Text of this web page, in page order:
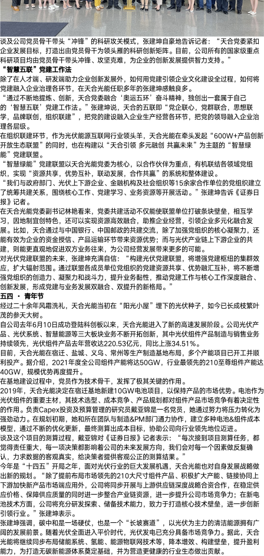
谈及公司党员骨干带头“冲锋”的科研攻关模式，张建坤自豪地告诉记者：“天合党委紧扣
企业发展目标，打造出由党员骨干为领头雁的科研创新矩阵。目前，公司所有的国家级重点
科研项目均由党员骨干带头冲锋、攻坚克难，为企业的创新发展提供智力支持。”
“智慧五联”党建工作法
除了在人才端、研发端助力企业创新发展外，如何用党建引领企业文化建设全过程，如何将
党建融入企业治理各环节，在天合光能任职多年的张建坤感触良多。
“通过不断地提炼、创新，天合党委融合‘奥运五环’奋斗精神，独创出一套属于自己
的‘智慧五联’党建工作法。”张建坤说，天合的五联即“党企联心，党群联合，思想联
学，品牌联创，组织联建”，把党的建设融入企业生产经营各环节，把党的领导融入企业治
理各层级。
在组织联建环节，作为光伏能源互联网行业领头羊，天合光能在牵头发起“600W+产品创新
开放生态联盟”的同时，也在构建以“天合引领 多元融创 共赢未来”为主题的“智慧绿
能”党建联盟。
“智慧绿能”党建联盟以天合光能党委为核心，以合作伙伴为重点，有机联结各领域党组
织，实现“资源共享，优势互补，联动发展，合作共赢”的系统和整体建设。
“我们与政府部门、光伏上下游企业、金融机构及社会组织等15余家合作单位的党组织建立
了统筹共建关系，围绕核心工作、党建学习、业务资源等开展活动。”张建坤告诉《证券日
报》记者。
在天合光能党委副书记林艳看来，党委共建活动不仅能使联盟单位打破条块壁垒，相互学
习，因地制宜创特色，还可以实现资源高效融合，助推企业经营，引领企业多元化融合发
展。比如，天合通过与中国银行、中国邮政的共建交流，除了加强党组织的核心凝聚力，还
能有效为企业的资金授信、产品运输环节带来资源优势；而与光伏产业链上下游企业的共
建，则能更直观地促进双方业务往来，为公司经营发展带来更多的可能。
对光伏党建联盟的未来，张建坤充满自信：“构建光伏党建联盟，将增强党建枢纽的集群效
应，扩大辐射范围。通过联盟各成员单位党组织的党建资源共享、优势融汇互补，将不断增
强党组织的创造力、凝聚力和战斗力，提升业务黏性，推动党建工作与核心工作深度融合、
创新发展，形成党建与业务发展双融合、双提升的新格局。”
五四 · 青年节
经过二十余年风霜洗礼，天合光能当初在“阳光小屋”埋下的光伏种子，如今已长成枝繁叶
茂的参天大树。
自公司去年6月10日成功登陆科创板以来，天合光能进入了新的高速发展阶段。公司光伏产
品、光伏系统、智慧能源等三大板块业务不断开拓创新，其中光伏组件产品制造与销售业务
持续领先，光伏组件产品去年营收达220.53亿元，同比上涨34.51%。
目前，天合光能在宿迁、盐城、义乌、常州等生产制造基地布局，多个产能项目已开工并顺
利投产。据介绍，2021年度全公司组件产能将达50GW，行业最领先的210至尊组件产能达
40GW，规模优势再度提升。
在基地建设过程中，党员作为技术骨干，发挥了极其关键的作用。
2019年，天合光能决定在宿迁基地新建10GW电池项目，以保持产品的市场优势。电池作为
光伏组件的重要主材，其技术选型、成本竞争、产品规划都对组件产品市场竞争有着决定性
的作用。负责Capex投资及预算管理的研究员戴亚锦是一名党员，她通过努力将压力转化为
强劲动力。在规划初期，她和所在团队与制造&PM部门通力协作，建立多种电池&组件成本
模型，通过不断的优化更新，最终测算出成本目标，协助公司向行业领先地位迈进。
谈及这个项目的测算过程，戴亚锦对《证券日报》记者表示：“每次接到项目测算任务，都
觉得责任重大，每一项决策都影响着公司的未来发展方向，我们会对每一个因素做反复确
认，力求数据的客观真实，给决策者提供客观公正的测算结果。”
今年是“十四五”开局之年，面对光伏行业的巨大发展机遇，天合光能也对自身发展战略做
出新的规划。“除了提前布局市场领先的210大尺寸组件产品、积极扩大产能、链接协同上
下游加快新产品市场端应用外，公司将同步开展与上游供应链深度战略合资合作，在稳定供
应价格、保障供应质量的同时进一步整合产业链资源，进一步提升公司市场竞争力；在新电
池技术方面，公司将充分研发探索、储备技术能力，致力于打造核心技术壁垒，进一步创新
引领行业。”张建坤表示。
张建坤强调，碳中和是一场硬仗，也是一个“长坡赛道”，以光伏为主力的清洁能源拥有广
阔的发展前景。随着光伏全面进入平价时代，光伏发电已充分具备市场竞争力。据此，天合
光能将继续同步布局储能系统、氢能、能源物联网技术等，降本增效、构建壁垒，提升盈利
能力，为打造无碳新能源体系奠定基础，并为营造更健康的行业生态做出贡献。